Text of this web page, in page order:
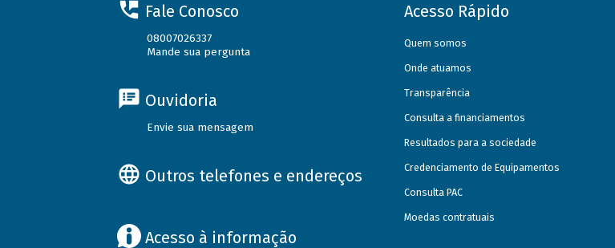
Fale Conosco
08007026337
Mande sua pergunta
Ouvidoria
Envie sua mensagem
Outros telefones e endereços
Acesso à informação
Acesso Rápido
Quem somos
Onde atuamos
Transparência
Consulta a financiamentos
Resultados para a sociedade
Credenciamento de Equipamentos
Consulta PAC
Moedas contratuais